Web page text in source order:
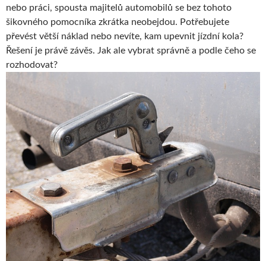
nebo práci, spousta majitelů automobilů se bez tohoto
šikovného pomocníka zkrátka neobejdou. Potřebujete
převést větší náklad nebo nevíte, kam upevnit jízdní kola?
Řešení je právě závěs. Jak ale vybrat správně a podle čeho se
rozhodovat?